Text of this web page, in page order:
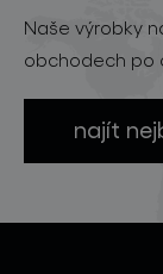
Naše výrobky
obchodech po
najít